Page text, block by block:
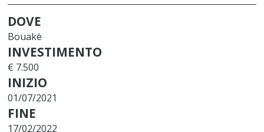
DOVE
Bouakè
INVESTIMENTO
€ 7.500
INIZIO
01/07/2021
FINE
17/02/2022